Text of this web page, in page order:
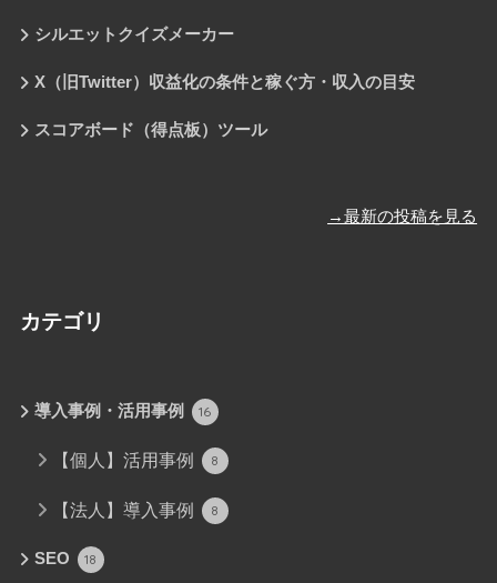
シルエットクイズメーカー
X（旧Twitter）収益化の条件と稼ぐ方・収入の目安
スコアボード（得点板）ツール
→最新の投稿を見る
カテゴリ
導入事例・活用事例 16
【個人】活用事例 8
【法人】導入事例 8
SEO 18